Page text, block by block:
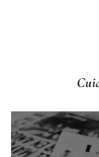
Un herido en